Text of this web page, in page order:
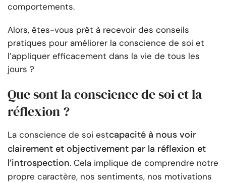
comportements.
Alors, êtes-vous prêt à recevoir des conseils
pratiques pour améliorer la conscience de soi et
l’appliquer efficacement dans la vie de tous les
jours ?
Que sont la conscience de soi et la
réflexion ?
La conscience de soi estcapacité à nous voir
clairement et objectivement par la réflexion et
l’introspection. Cela implique de comprendre notre
propre caractère, nos sentiments, nos motivations